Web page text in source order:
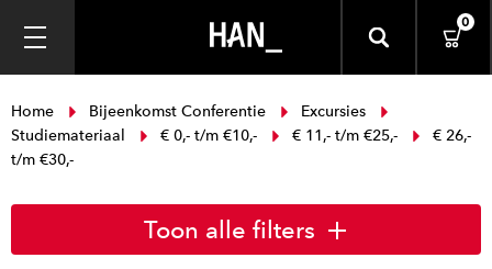
0
Home Bijeenkomst Conferentie
Excursies
Studiemateriaal
€ 0,- t/m €10,- € 11,- t/m €25,-
€ 26,-
t/m €30,-
Toon alle filters